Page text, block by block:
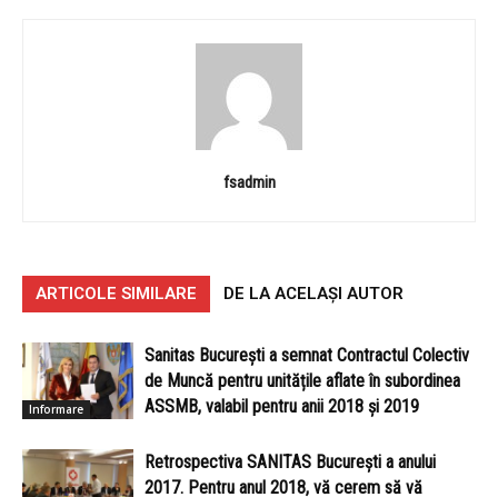
fsadmin
ARTICOLE SIMILARE DE LA ACELAȘI AUTOR
Informare
Sanitas București a semnat Contractul Colectiv
de Muncă pentru unitățile aflate în subordinea
ASSMB, valabil pentru anii 2018 și 2019
Retrospectiva SANITAS București a anului
2017. Pentru anul 2018, vă cerem să vă